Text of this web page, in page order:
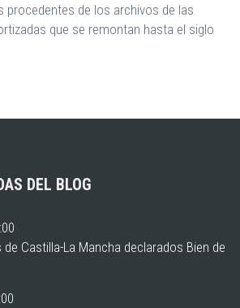
procedentes de los archivos de las
que se remontan hasta el siglo
DEL BLOG
Castilla-La Mancha declarados Bien de